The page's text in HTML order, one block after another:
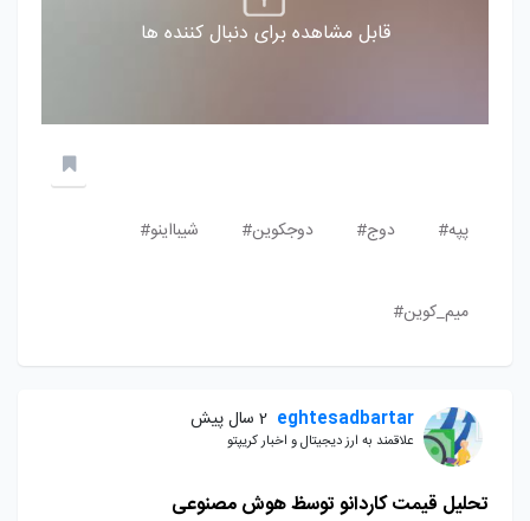
قابل مشاهده برای دنبال کننده ها
پپه# دوج# دوجکوین# شیبااینو#
میم_کوین#
eghtesadbartar 2 سال پیش
علاقمند به ارز دیجیتال و اخبار کریپتو
تحلیل قیمت کاردانو توسظ هوش مصنوعی